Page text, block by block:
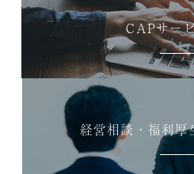
CAPサー
経営相談・福利厚